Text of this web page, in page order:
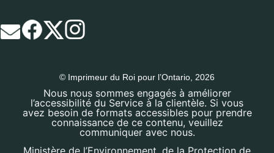
© Imprimeur du Roi pour l’Ontario, 2026
Nous nous sommes engagés à améliorer
l’accessibilité du Service à la clientèle. Si vous
avez besoin de formats accessibles pour prendre
connaissance de ce contenu, veuillez
communiquer avec nous.
Ministère de l’Environnement, de la Protection de